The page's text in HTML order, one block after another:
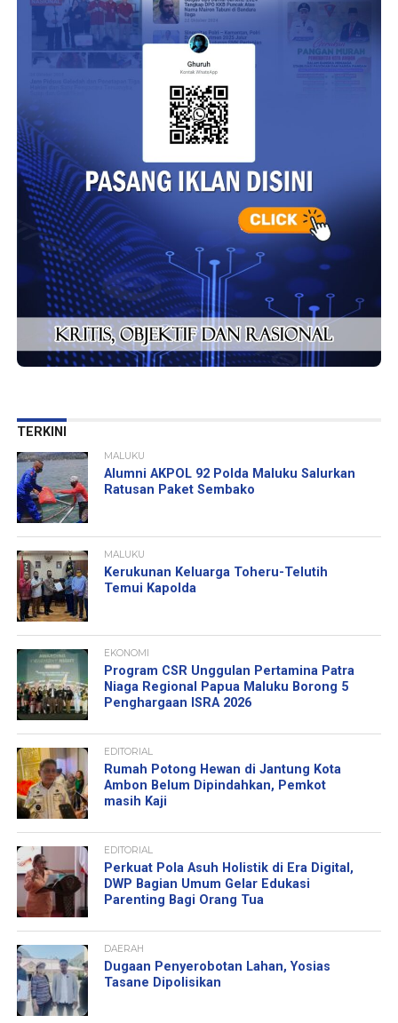
TERKINI
MALUKU
Alumni AKPOL 92 Polda Maluku Salurkan
Ratusan Paket Sembako
MALUKU
Kerukunan Keluarga Toheru-Telutih
Temui Kapolda
EKONOMI
Program CSR Unggulan Pertamina Patra
Niaga Regional Papua Maluku Borong 5
Penghargaan ISRA 2026
EDITORIAL
Rumah Potong Hewan di Jantung Kota
Ambon Belum Dipindahkan, Pemkot
masih Kaji
EDITORIAL
Perkuat Pola Asuh Holistik di Era Digital,
DWP Bagian Umum Gelar Edukasi
Parenting Bagi Orang Tua
DAERAH
Dugaan Penyerobotan Lahan, Yosias
Tasane Dipolisikan